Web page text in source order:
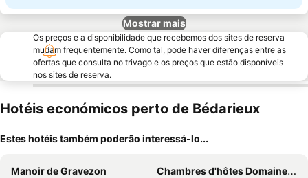
Mostrar mais
Os preços e a disponibilidade que recebemos dos sites de reserva
mudam frequentemente. Como tal, pode haver diferenças entre as
ofertas que consulta no trivago e os preços que estão disponíveis
nos sites de reserva.
Hotéis económicos perto de Bédarieux
Estes hotéis também poderão interessá-lo...
Manoir de Gravezon
Chambres d'hôtes Domaine de Pélissols